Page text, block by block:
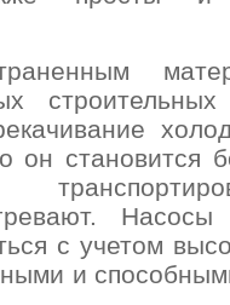
он становится
с учетом
и